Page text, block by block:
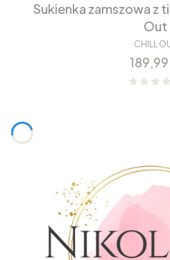
Sukienka zamszowa z
Out
CHILL
Cena
189,99